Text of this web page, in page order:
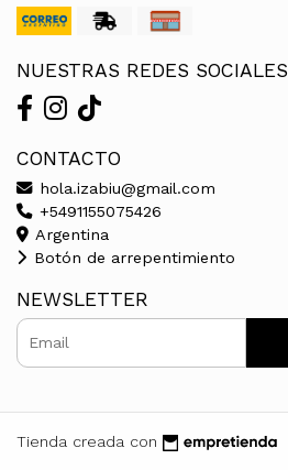
NUESTRAS REDES SOCIALES
CONTACTO
hola.izabiu@gmail.com
+5491155075426
Argentina
Botón de arrepentimiento
NEWSLETTER
Tienda creada con